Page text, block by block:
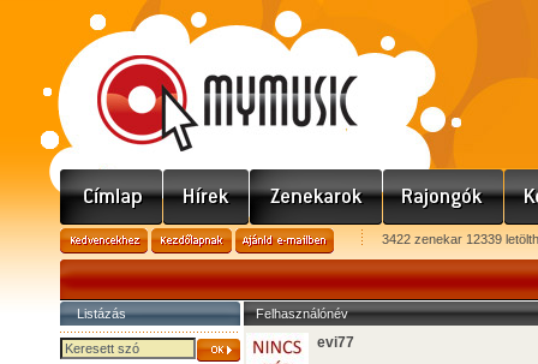
3422 zenekar 12339
Listázás Felhasználónév
evi77